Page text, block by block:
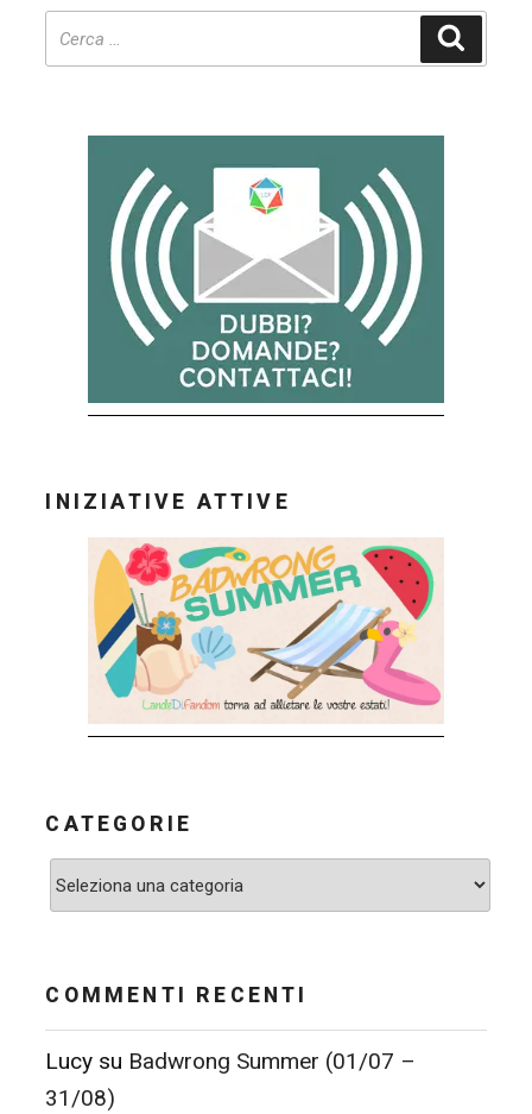
INIZIATIVE ATTIVE
CATEGORIE
Categorie
COMMENTI RECENTI
Lucy su Badwrong Summer (01/07 –
31/08)